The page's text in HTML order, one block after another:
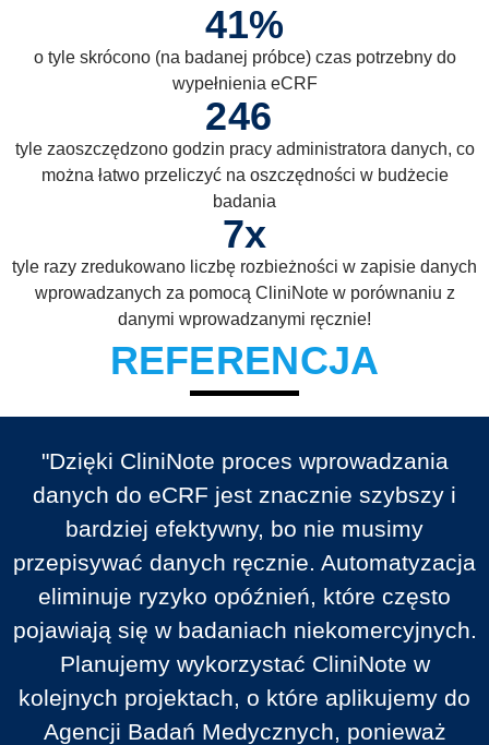
41%
o tyle skrócono (na badanej próbce) czas potrzebny do
wypełnienia eCRF
246
tyle zaoszczędzono godzin pracy administratora danych, co
można łatwo przeliczyć na oszczędności w budżecie
badania
7x
tyle razy zredukowano liczbę rozbieżności w zapisie danych
wprowadzanych za pomocą CliniNote w porównaniu z
danymi wprowadzanymi ręcznie!
REFERENCJA
"Dzięki CliniNote proces wprowadzania
danych do eCRF jest znacznie szybszy i
bardziej efektywny, bo nie musimy
przepisywać danych ręcznie. Automatyzacja
eliminuje ryzyko opóźnień, które często
pojawiają się w badaniach niekomercyjnych.
Planujemy wykorzystać CliniNote w
kolejnych projektach, o które aplikujemy do
Agencji Badań Medycznych, ponieważ